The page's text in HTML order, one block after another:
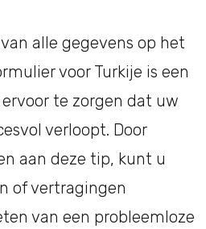
alle gegevens op het
voor Turkije is een
te zorgen dat uw
verloopt. Door
aan deze tip, kunt u
of vertragingen
van een probleemloze